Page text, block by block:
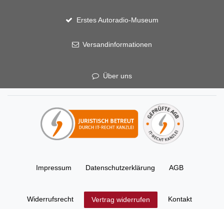
Erstes Autoradio-Museum
Versandinformationen
Über uns
Impressum Daten­schutz­erklärung AGB
Widerrufs­recht Vertrag widerrufen Kontakt